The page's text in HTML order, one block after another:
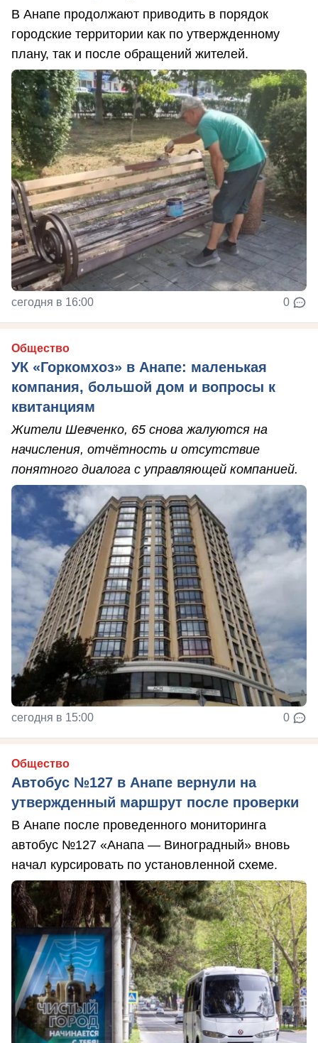
В Анапе продолжают приводить в порядок
городские территории как по утвержденному
плану, так и после обращений жителей.
сегодня в 16:00 0
Общество
УК «Горкомхоз» в Анапе: маленькая
компания, большой дом и вопросы к
квитанциям
Жители Шевченко, 65 снова жалуются на
начисления, отчётность и отсутствие
понятного диалога с управляющей компанией.
сегодня в 15:00 0
Общество
Автобус №127 в Анапе вернули на
утвержденный маршрут после проверки
В Анапе после проведенного мониторинга
автобус №127 «Анапа — Виноградный» вновь
начал курсировать по установленной схеме.